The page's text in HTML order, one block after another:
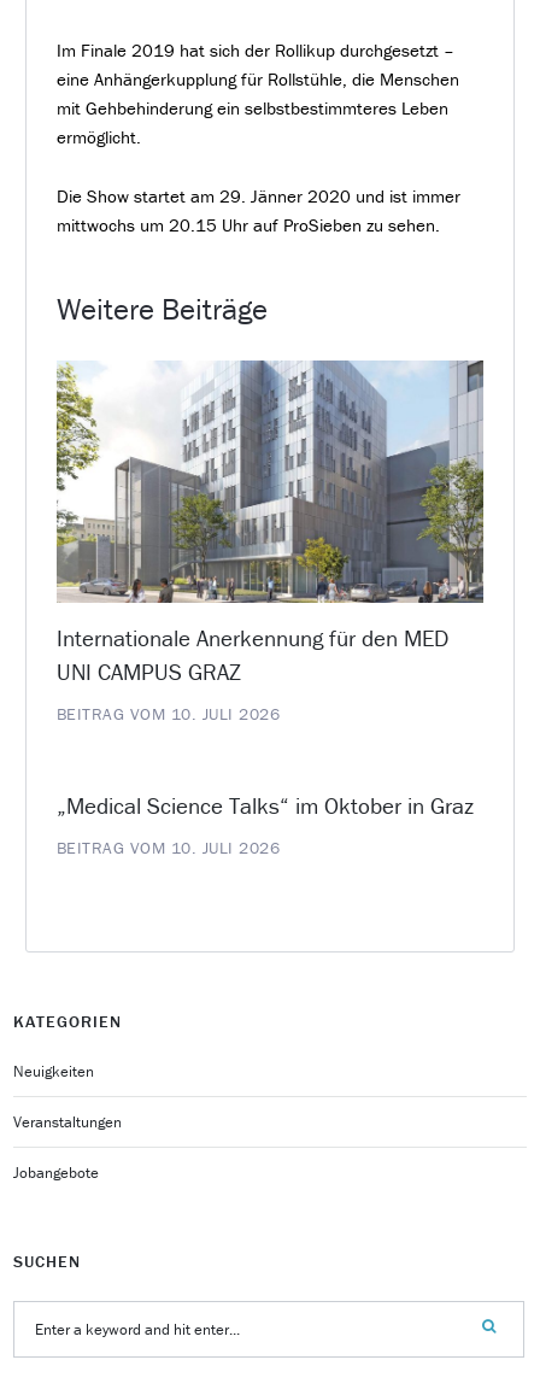
Im Finale 2019 hat sich der Rollikup durchgesetzt –
eine Anhängerkupplung für Rollstühle, die Menschen
mit Gehbehinderung ein selbstbestimmteres Leben
ermöglicht.
Die Show startet am 29. Jänner 2020 und ist immer
mittwochs um 20.15 Uhr auf ProSieben zu sehen.
Weitere Beiträge
Internationale Anerkennung für den MED
UNI CAMPUS GRAZ
BEITRAG VOM 10. JULI 2026
„Medical Science Talks“ im Oktober in Graz
BEITRAG VOM 10. JULI 2026
KATEGORIEN
Neuigkeiten
Veranstaltungen
Jobangebote
SUCHEN